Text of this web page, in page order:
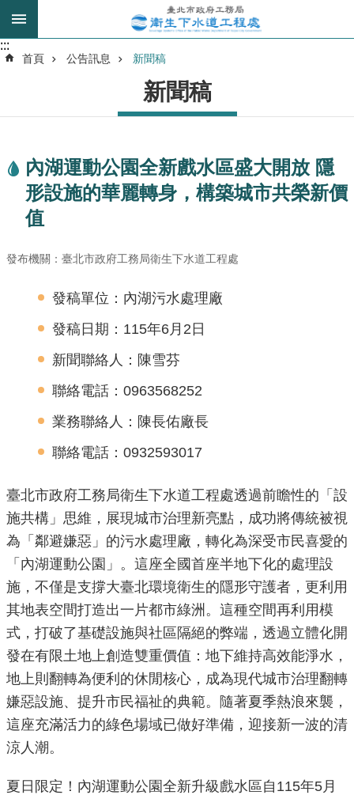
跳到主要內容區塊
進
我
的
身
分
業
務
資
訊
政
府
資
公
開
重
點
務
:::
:::
首頁 公告訊息 新聞稿
新聞稿
內湖運動公園全新戲水區盛大開放 隱
形設施的華麗轉身，構築城市共榮新價
值
發布機關：臺北市政府工務局衛生下水道工程處
發稿單位：內湖污水處理廠
發稿日期：115年6月2日
新聞聯絡人：陳雪芬
聯絡電話：0963568252
業務聯絡人：陳長佑廠長
聯絡電話：0932593017
臺北市政府工務局衛生下水道工程處透過前瞻性的「設
施共構」思維，展現城市治理新亮點，成功將傳統被視
為「鄰避嫌惡」的污水處理廠，轉化為深受市民喜愛的
「內湖運動公園」。這座全國首座半地下化的處理設
施，不僅是支撐大臺北環境衛生的隱形守護者，更利用
其地表空間打造出一片都市綠洲。這種空間再利用模
式，打破了基礎設施與社區隔絕的弊端，透過立體化開
發在有限土地上創造雙重價值：地下維持高效能淨水，
地上則翻轉為便利的休閒核心，成為現代城市治理翻轉
嫌惡設施、提升市民福祉的典範。隨著夏季熱浪來襲，
這座充滿活力的綠色場域已做好準備，迎接新一波的清
涼人潮。
夏日限定！內湖運動公園全新升級戲水區自115年5月